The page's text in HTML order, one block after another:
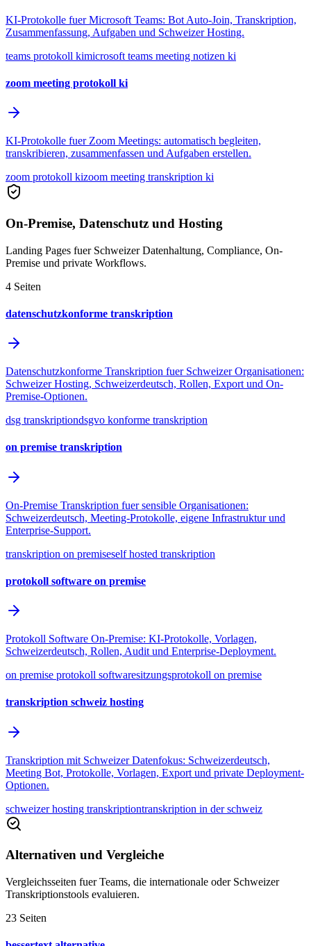
KI-Protokolle fuer Microsoft Teams: Bot Auto-Join, Transkription,
Zusammenfassung, Aufgaben und Schweizer Hosting.
teams protokoll kimicrosoft teams meeting notizen ki
zoom meeting protokoll ki
KI-Protokolle fuer Zoom Meetings: automatisch begleiten,
transkribieren, zusammenfassen und Aufgaben erstellen.
zoom protokoll kizoom meeting transkription ki
On-Premise, Datenschutz und Hosting
Landing Pages fuer Schweizer Datenhaltung, Compliance, On-
Premise und private Workflows.
4 Seiten
datenschutzkonforme transkription
Datenschutzkonforme Transkription fuer Schweizer Organisationen:
Schweizer Hosting, Schweizerdeutsch, Rollen, Export und On-
Premise-Optionen.
dsg transkriptiondsgvo konforme transkription
on premise transkription
On-Premise Transkription fuer sensible Organisationen:
Schweizerdeutsch, Meeting-Protokolle, eigene Infrastruktur und
Enterprise-Support.
transkription on premiseself hosted transkription
protokoll software on premise
Protokoll Software On-Premise: KI-Protokolle, Vorlagen,
Schweizerdeutsch, Rollen, Audit und Enterprise-Deployment.
on premise protokoll softwaresitzungsprotokoll on premise
transkription schweiz hosting
Transkription mit Schweizer Datenfokus: Schweizerdeutsch,
Meeting Bot, Protokolle, Vorlagen, Export und private Deployment-
Optionen.
schweizer hosting transkriptiontranskription in der schweiz
Alternativen und Vergleiche
Vergleichsseiten fuer Teams, die internationale oder Schweizer
Transkriptionstools evaluieren.
23 Seiten